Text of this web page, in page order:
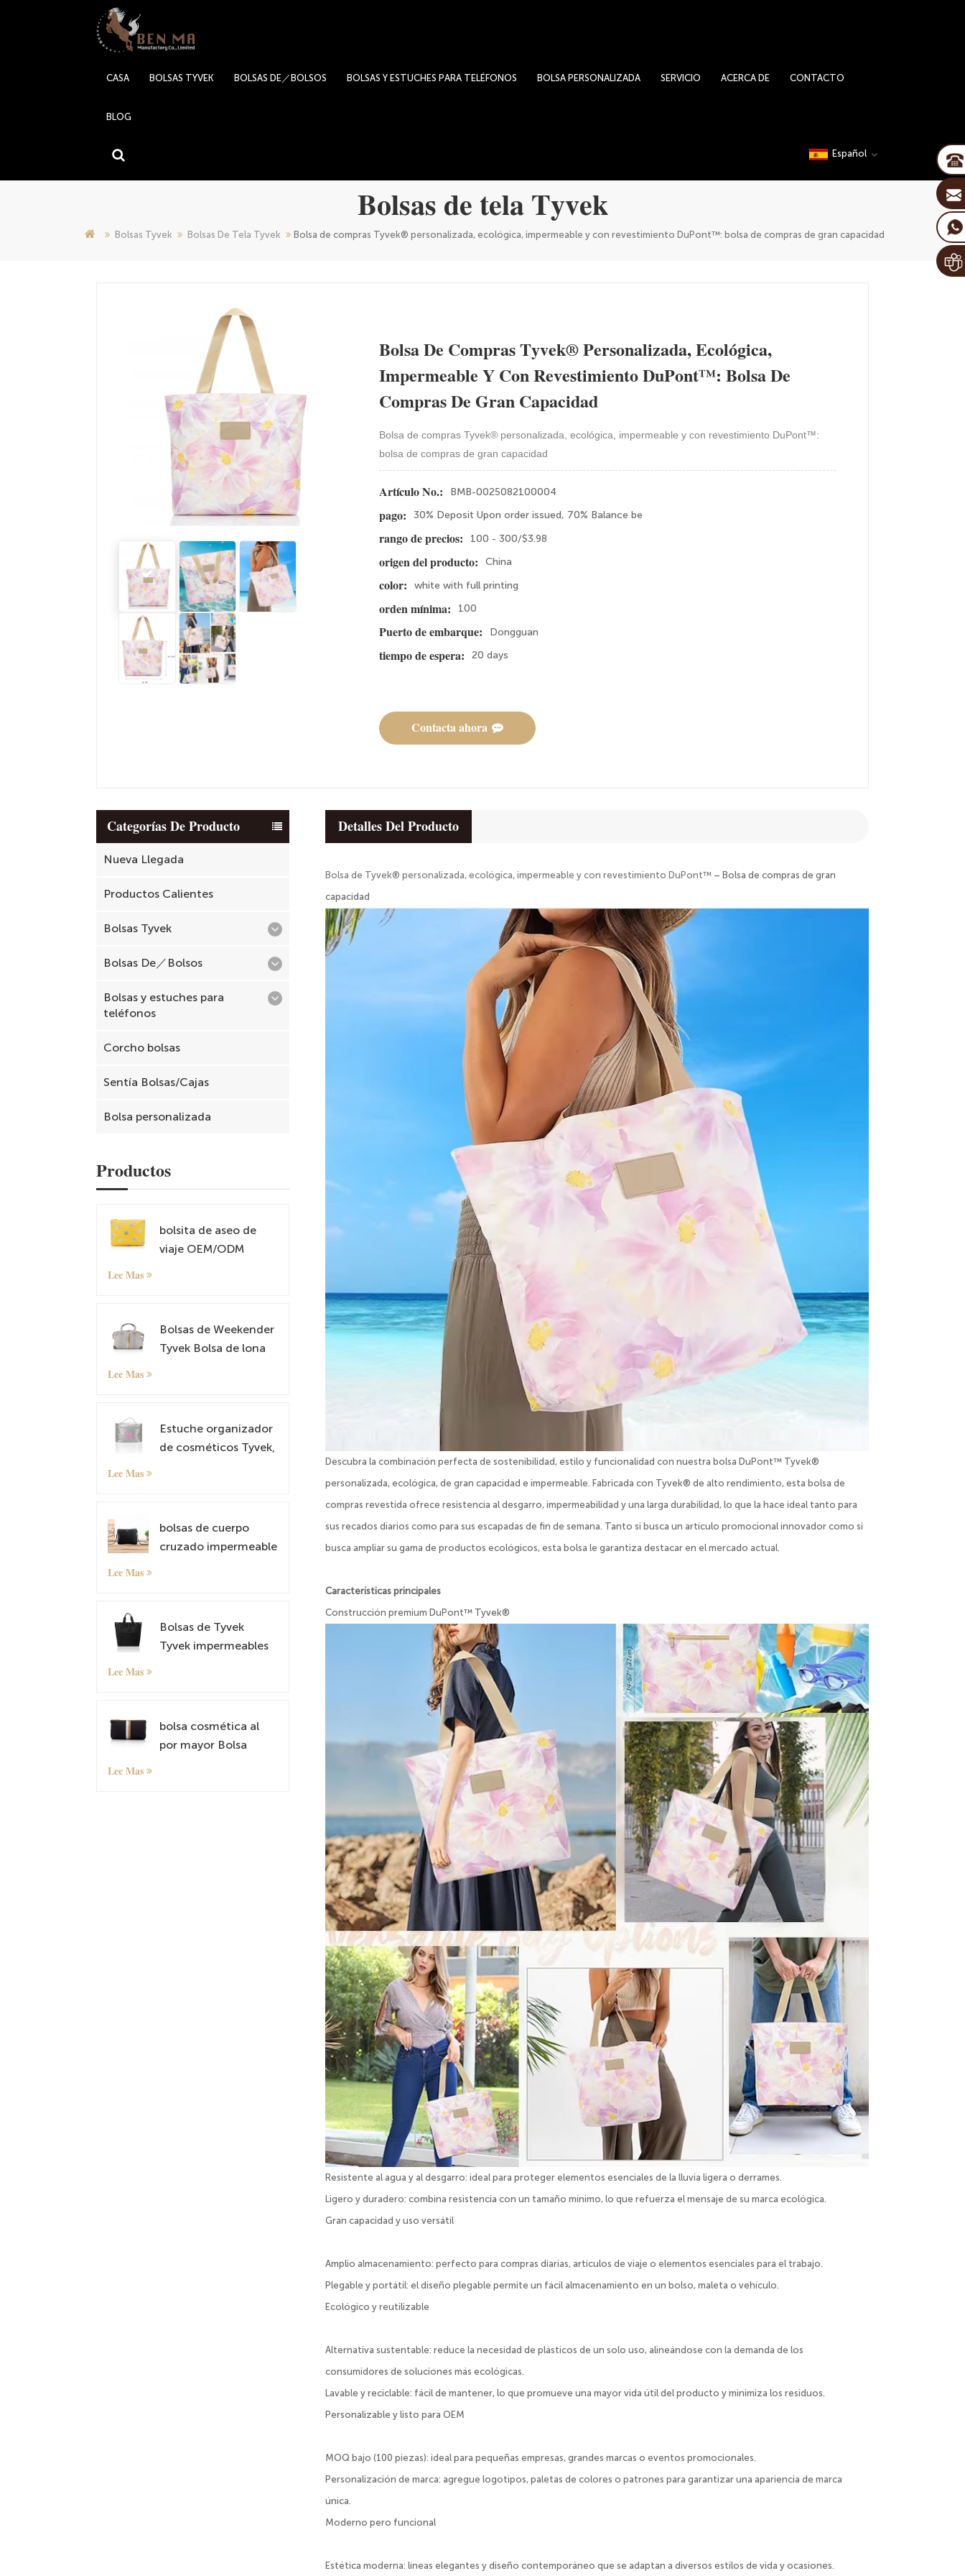
CASA BOLSAS TYVEK BOLSAS DE／BOLSOS BOLSAS Y ESTUCHES PARA TELÉFONOS BOLSA PERSONALIZADA SERVICIO ACERCA DE CONTACTO
BLOG
Español
Bolsas de tela Tyvek
Bolsas Tyvek Bolsas De Tela Tyvek Bolsa de compras Tyvek® personalizada, ecológica, impermeable y con revestimiento DuPont™: bolsa de compras de gran capacidad
Bolsa De Compras Tyvek® Personalizada, Ecológica,
Impermeable Y Con Revestimiento DuPont™: Bolsa De
Compras De Gran Capacidad
Bolsa de compras Tyvek® personalizada, ecológica, impermeable y con revestimiento DuPont™:
bolsa de compras de gran capacidad
Artículo No.:
BMB-0025082100004
pago:
30% Deposit Upon order issued, 70% Balance be
rango de precios:
100 - 300/$3.98
origen del producto:
China
color:
white with full printing
orden mínima:
100
Puerto de embarque:
Dongguan
tiempo de espera:
20 days
Contacta ahora
Categorías De Producto
Nueva Llegada
Productos Calientes
Bolsas Tyvek
Bolsas De／Bolsos
Bolsas y estuches para
teléfonos
Corcho bolsas
Sentía Bolsas/Cajas
Bolsa personalizada
Productos
bolsita de aseo de
viaje OEM/ODM
Lee Mas
Bolsas de Weekender
Tyvek Bolsa de lona
equipaje
Lee Mas
Estuche organizador
de cosméticos Tyvek,
Lee Mas
bolsas de cuerpo
cruzado impermeable
Lee Mas
Bolsas de Tyvek
Tyvek impermeables
Lee Mas
bolsa cosmética al
por mayor Bolsa
Lee Mas
Detalles Del Producto
Bolsa de Tyvek® personalizada, ecológica, impermeable y con revestimiento DuPont™ – Bolsa de compras de gran
capacidad
Descubra la combinación perfecta de sostenibilidad, estilo y funcionalidad con nuestra bolsa DuPont™ Tyvek®
personalizada, ecológica, de gran capacidad e impermeable. Fabricada con Tyvek® de alto rendimiento, esta bolsa de
compras revestida ofrece resistencia al desgarro, impermeabilidad y una larga durabilidad, lo que la hace ideal tanto para
sus recados diarios como para sus escapadas de fin de semana. Tanto si busca un artículo promocional innovador como si
busca ampliar su gama de productos ecológicos, esta bolsa le garantiza destacar en el mercado actual.
Características principales
Construcción premium DuPont™ Tyvek®
Resistente al agua y al desgarro: ideal para proteger elementos esenciales de la lluvia ligera o derrames.
Ligero y duradero: combina resistencia con un tamaño mínimo, lo que refuerza el mensaje de su marca ecológica.
Gran capacidad y uso versátil
Amplio almacenamiento: perfecto para compras diarias, artículos de viaje o elementos esenciales para el trabajo.
Plegable y portátil: el diseño plegable permite un fácil almacenamiento en un bolso, maleta o vehículo.
Ecológico y reutilizable
Alternativa sustentable: reduce la necesidad de plásticos de un solo uso, alineándose con la demanda de los
consumidores de soluciones más ecológicas.
Lavable y reciclable: fácil de mantener, lo que promueve una mayor vida útil del producto y minimiza los residuos.
Personalizable y listo para OEM
MOQ bajo (100 piezas): ideal para pequeñas empresas, grandes marcas o eventos promocionales.
Personalización de marca: agregue logotipos, paletas de colores o patrones para garantizar una apariencia de marca
única.
Moderno pero funcional
Estética moderna: líneas elegantes y diseño contemporáneo que se adaptan a diversos estilos de vida y ocasiones.